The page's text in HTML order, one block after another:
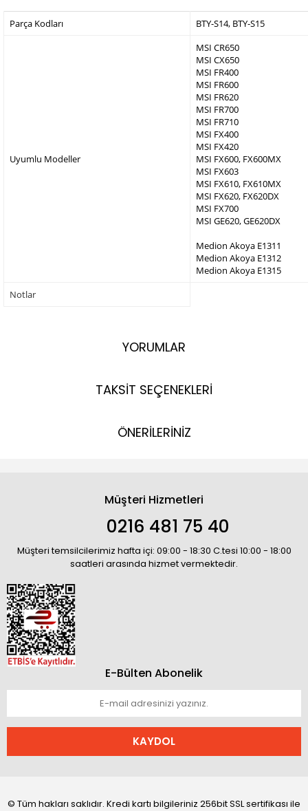
Parça Kodları BTY-S14, BTY-S15
Uyumlu Modeller
MSI CR650
MSI CX650
MSI FR400
MSI FR600
MSI FR620
MSI FR700
MSI FR710
MSI FX400
MSI FX420
MSI FX600, FX600MX
MSI FX603
MSI FX610, FX610MX
MSI FX620, FX620DX
MSI FX700
MSI GE620, GE620DX
Medion Akoya E1311
Medion Akoya E1312
Medion Akoya E1315
Notlar
YORUMLAR
TAKSİT SEÇENEKLERİ
ÖNERİLERİNİZ
Müşteri Hizmetleri
0216 481 75 40
Müşteri temsilcilerimiz hafta içi: 09:00 - 18:30 C.tesi 10:00 - 18:00
saatleri arasında hizmet vermektedir.
E-Bülten Abonelik
KAYDOL
© Tüm hakları saklıdır. Kredi kartı bilgileriniz 256bit SSL sertifikası ile